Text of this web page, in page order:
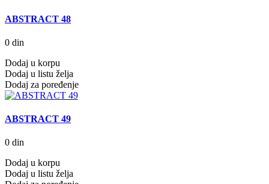
ABSTRACT 48
0 din
Dodaj u korpu
Dodaj u listu želja
Dodaj za poređenje
ABSTRACT 49
0 din
Dodaj u korpu
Dodaj u listu želja